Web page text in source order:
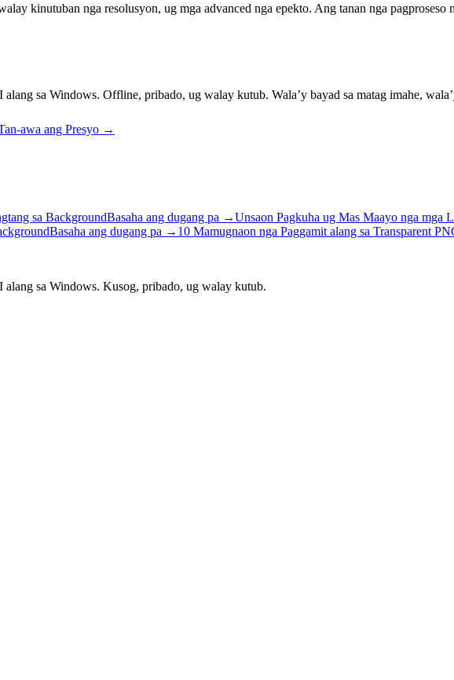
kinutuban nga resolusyon, ug mga advanced nga epekto. Ang tanan nga
alang sa Windows. Offline, pribado, ug walay kutub. Wala’y bayad sa matag imahe,
awa ang Presyo →
sa BackgroundBasaha ang dugang pa →Unsaon Pagkuha ug Mas Maayo nga mga
Basaha ang dugang pa → 10 Mamugnaon nga Paggamit alang sa Transparent
alang sa Windows. Kusog, pribado, ug walay kutub.